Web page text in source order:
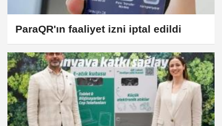
ParaQR'ın faaliyet izni iptal edildi